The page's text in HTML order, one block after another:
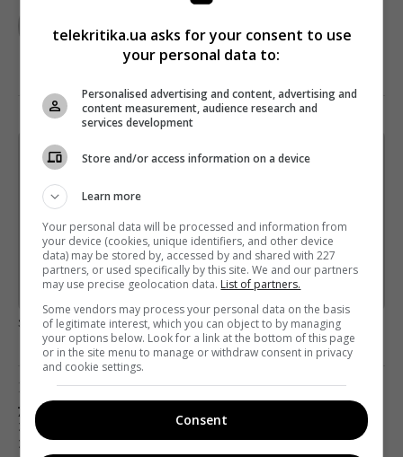
Щотижневий лист з найцікавішим.
Підпишіться ще раз, якщо не отримуєте від нас листи
* Підписатись→
Предоставлено SendPulse
загрузка...
Попередня стаття
77% УКРАЇНСЬКИХ КОРИСТУВАЧІВ
ЗВЕРТАЮТЬСЯ ДО GOOGLE, ПЕРШ НІЖ
ЗРОБИТИ ПОКУПКУ – ДОСЛІДЖЕННЯ
telekritika.ua asks for your consent to use
your personal data to:
Personalised advertising and content, advertising and
content measurement, audience research and
services development
Store and/or access information on a device
Learn more
Your personal data will be processed and information from
your device (cookies, unique identifiers, and other device
data) may be stored by, accessed by and shared with 227
partners, or used specifically by this site. We and our partners
may use precise geolocation data. List of partners.
Some vendors may process your personal data on the basis
of legitimate interest, which you can object to by managing
your options below. Look for a link at the bottom of this page
or in the site menu to manage or withdraw consent in privacy
and cookie settings.
Consent